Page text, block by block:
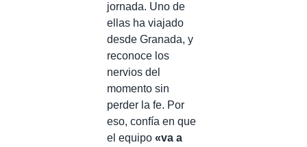
jornada. Uno de
ellas ha viajado
desde Granada, y
reconoce los
nervios del
momento sin
perder la fe. Por
eso, confía en que
el equipo «va a